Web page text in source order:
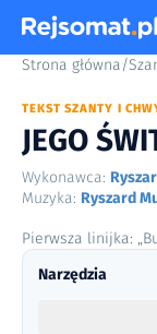
Strona główna/
TEKST SZANTY I
JEGO
Wykonawca:
Muzyka: Ryszard
Pierwsza linijka:
Narzędzia